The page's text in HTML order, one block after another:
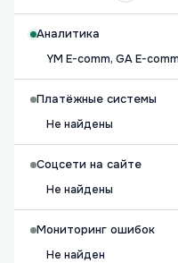
Аналитика
YM E-comm, GA E-comm
Платёжные системы
Не найдены
Соцсети на сайте
Не найдены
Мониторинг ошибок
Не найден